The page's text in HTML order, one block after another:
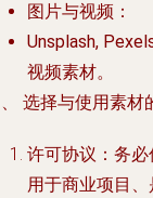
图片与视频 ：
Unsplash,
视频素材。
选择与使用素材
许可协议 ：务
用于商业项目、